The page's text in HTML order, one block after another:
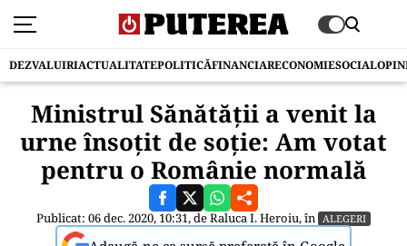
DEZVALUIRIACTUALITATEPOLITICĂFINANCIARECONOMIESOCIAL
Ministrul Sănătății a venit la
urne însoțit de soție: Am votat
pentru o Românie normală
Publicat: 06 dec. 2020, 10:31, deRaluca I. Heroiu, în ALEGERI